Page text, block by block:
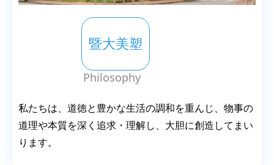
暨大美塑
企業理
念
Philosophy
私たちは、道徳と豊かな生活の調和を重んじ、物事の
道理や本質を深く追求・理解し、大胆に創造してまい
ります。